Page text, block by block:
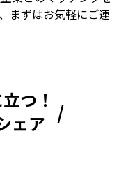
まずはお気軽にご連
つ！
ェア